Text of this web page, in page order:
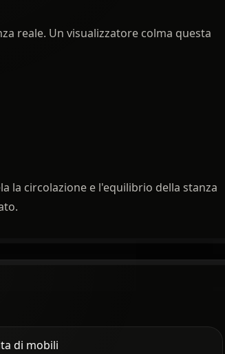
reale. Un visualizzatore colma questa
la circolazione e l'equilibrio della stanza
di mobili